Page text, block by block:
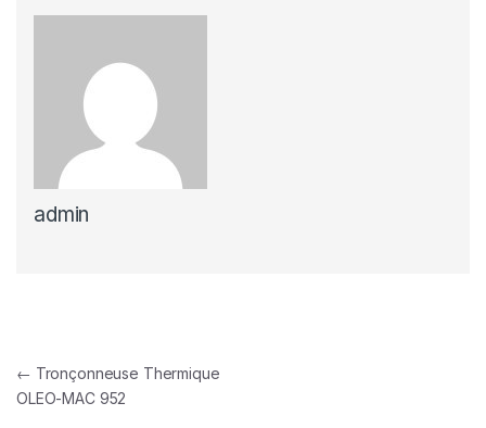
admin
Navigation de l’article
← Tronçonneuse Thermique
OLEO-MAC 952